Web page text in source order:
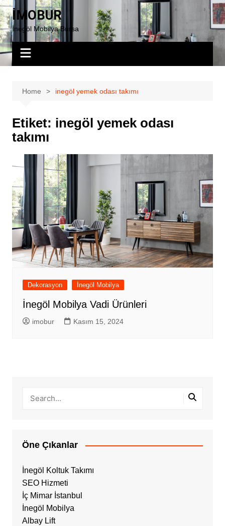
Skip
to
content
İMOBUR
İnegöl Mobilya Bursa
Home inegöl yemek odası takımı
Etiket: inegöl yemek odası
takımı
Dekorasyon İnegöl Mobilya
İnegöl Mobilya Vadi Ürünleri
imobur Kasım 15, 2024
Öne Çıkanlar
İnegöl Koltuk Takımı
SEO Hizmeti
İç Mimar İstanbul
İnegöl Mobilya
Albay Lift